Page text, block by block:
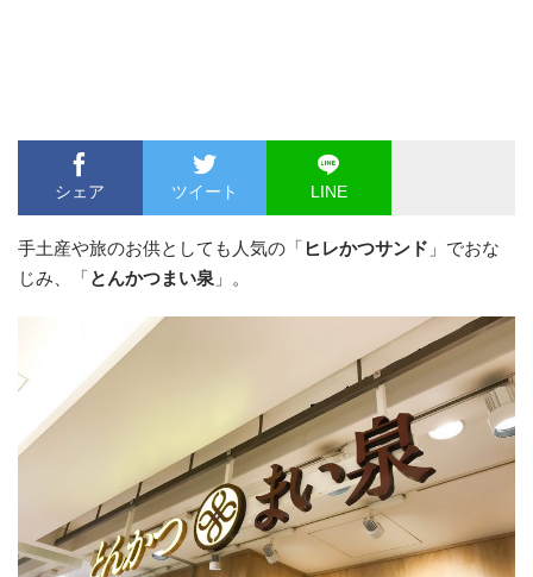
シェア ツイート LINE
手土産や旅のお供としても人気の「 ヒレかつサンド 」でおな
じみ、「とんかつまい泉 」。